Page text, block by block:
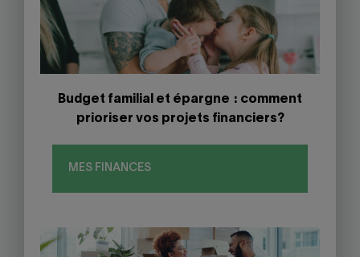
Budget familial et épargne : comment
prioriser vos projets financiers?
MES FINANCES